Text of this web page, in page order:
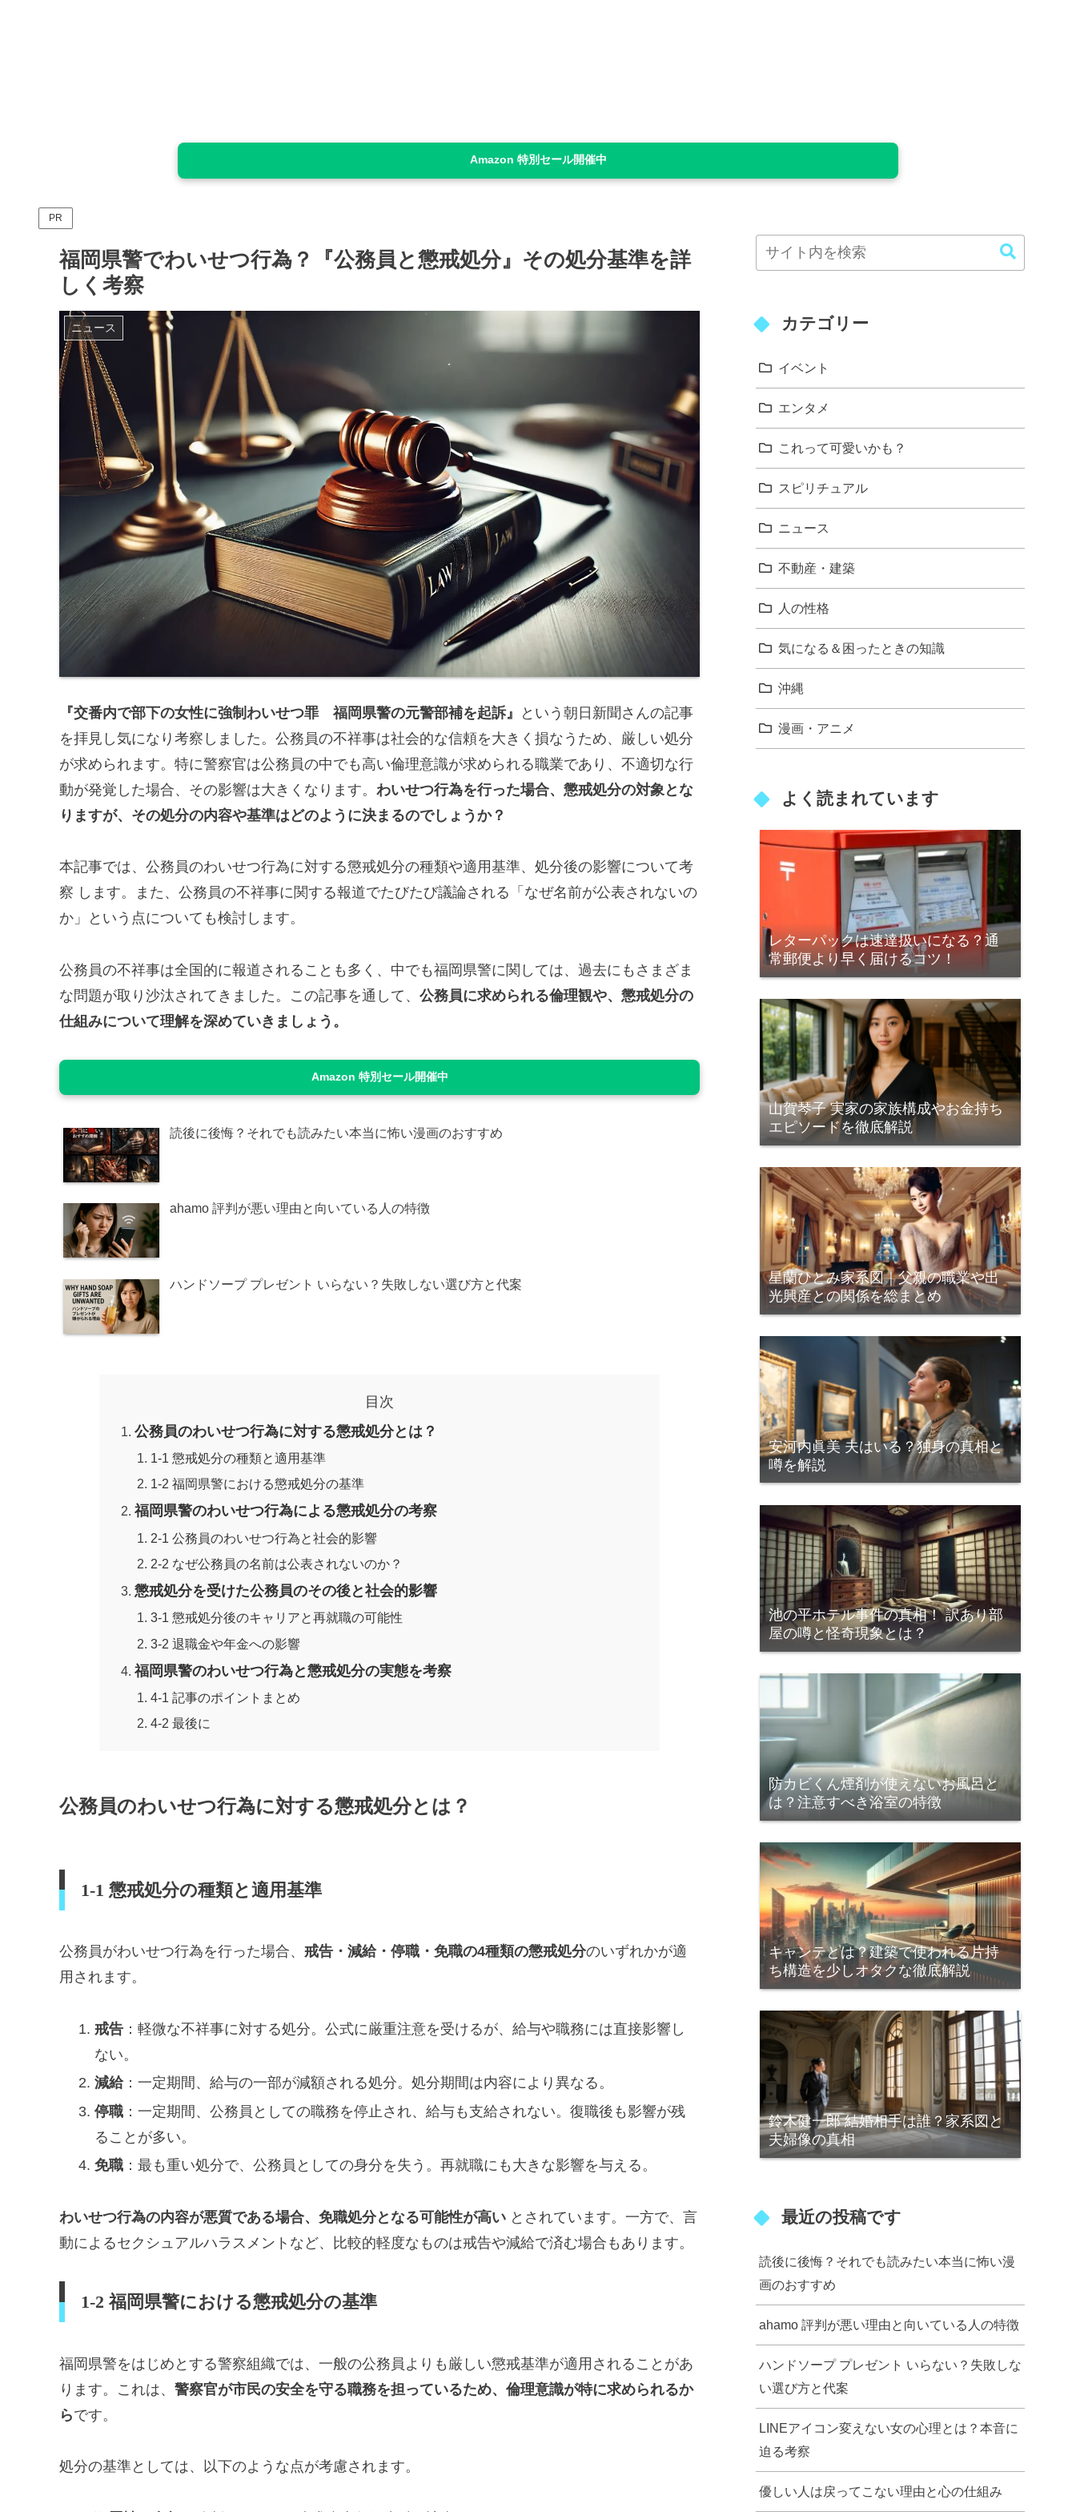
Amazon 特別セール開催中
PR
福岡県警でわいせつ行為？『公務員と懲戒処分』その処分基準を詳
しく考察
ニュース
『交番内で部下の女性に強制わいせつ罪 福岡県警の元警部補を起訴』
という朝日新聞さんの記事
を拝見し気になり考察しました。公務員の不祥事は社会的な信頼を大きく損なうため、厳しい処分
が求められます。特に警察官は公務員の中でも高い倫理意識が求められる職業であり、不適切な行
動が発覚した場合、その影響は大きくなります。 わいせつ行為を行った場合、懲戒処分の対象とな
りますが、その処分の内容や基準はどのように決まるのでしょうか？
本記事では、公務員のわいせつ行為に対する懲戒処分の種類や適用基準、処分後の影響について考
察 します。また、公務員の不祥事に関する報道でたびたび議論される「なぜ名前が公表されないの
か」という点についても検討します。
公務員の不祥事は全国的に報道されることも多く、中でも福岡県警に関しては、過去にもさまざま
な問題が取り沙汰されてきました。この記事を通して、 公務員に求められる倫理観や、懲戒処分の
仕組みについて理解を深めていきましょう。
Amazon 特別セール開催中
読後に後悔？それでも読みたい本当に怖い漫画のおすすめ
ahamo 評判が悪い理由と向いている人の特徴
ハンドソープ プレゼント いらない？失敗しない選び方と代案
目次
公務員のわいせつ行為に対する懲戒処分とは？
1-1 懲戒処分の種類と適用基準
1-2 福岡県警における懲戒処分の基準
福岡県警のわいせつ行為による懲戒処分の考察
2-1 公務員のわいせつ行為と社会的影響
2-2 なぜ公務員の名前は公表されないのか？
懲戒処分を受けた公務員のその後と社会的影響
3-1 懲戒処分後のキャリアと再就職の可能性
3-2 退職金や年金への影響
福岡県警のわいせつ行為と懲戒処分の実態を考察
4-1 記事のポイントまとめ
4-2 最後に
公務員のわいせつ行為に対する懲戒処分とは？
1-1 懲戒処分の種類と適用基準
公務員がわいせつ行為を行った場合、 戒告・減給・停職・免職の4種類の懲戒処分のいずれかが適
用されます。
戒告：軽微な不祥事に対する処分。公式に厳重注意を受けるが、給与や職務には直接影響し
ない。
減給：一定期間、給与の一部が減額される処分。処分期間は内容により異なる。
停職：一定期間、公務員としての職務を停止され、給与も支給されない。復職後も影響が残
ることが多い。
免職：最も重い処分で、公務員としての身分を失う。再就職にも大きな影響を与える。
わいせつ行為の内容が悪質である場合、免職処分となる可能性が高い とされています。一方で、言
動によるセクシュアルハラスメントなど、比較的軽度なものは戒告や減給で済む場合もあります。
1-2 福岡県警における懲戒処分の基準
福岡県警をはじめとする警察組織では、一般の公務員よりも厳しい懲戒基準が適用されることがあ
ります。これは、 警察官が市民の安全を守る職務を担っているため、倫理意識が特に求められるか
らです。
処分の基準としては、以下のような点が考慮されます。
カテゴリー
イベント
エンタメ
これって可愛いかも？
スピリチュアル
ニュース
不動産・建築
人の性格
気になる＆困ったときの知識
沖縄
漫画・アニメ
よく読まれています
レターパックは速達扱いになる？通
常郵便より早く届けるコツ！
山賀琴子 実家の家族構成やお金持ち
エピソードを徹底解説
星蘭ひとみ家系図｜父親の職業や出
光興産との関係を総まとめ
安河内眞美 夫はいる？独身の真相と
噂を解説
池の平ホテル事件の真相！ 訳あり部
屋の噂と怪奇現象とは？
防カビくん煙剤が使えないお風呂と
は？注意すべき浴室の特徴
キャンテとは？建築で使われる片持
ち構造を少しオタクな徹底解説
鈴木健一郎 結婚相手は誰？家系図と
夫婦像の真相
最近の投稿です
読後に後悔？それでも読みたい本当に怖い漫
画のおすすめ
ahamo 評判が悪い理由と向いている人の特徴
ハンドソープ プレゼント いらない？失敗しな
い選び方と代案
LINEアイコン変えない女の心理とは？本音に
迫る考察
優しい人は戻ってこない理由と心の仕組み